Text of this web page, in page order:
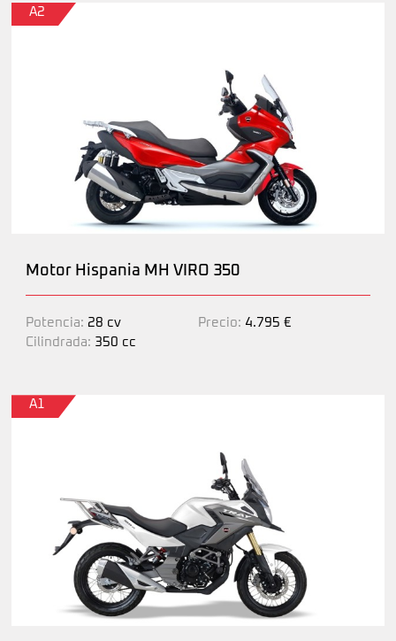
A2
Motor Hispania MH VIRO 350
Potencia: 28 cv
Cilindrada: 350 cc
Precio: 4.795 €
A1